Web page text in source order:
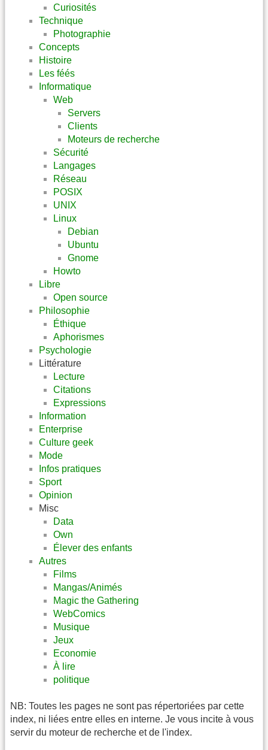
Curiosités
Technique
Photographie
Concepts
Histoire
Les féés
Informatique
Web
Servers
Clients
Moteurs de recherche
Sécurité
Langages
Réseau
POSIX
UNIX
Linux
Debian
Ubuntu
Gnome
Howto
Libre
Open source
Philosophie
Éthique
Aphorismes
Psychologie
Littérature
Lecture
Citations
Expressions
Information
Enterprise
Culture geek
Mode
Infos pratiques
Sport
Opinion
Misc
Data
Own
Élever des enfants
Autres
Films
Mangas/Animés
Magic the Gathering
WebComics
Musique
Jeux
Economie
À lire
politique
NB: Toutes les pages ne sont pas répertoriées par cette
index, ni liées entre elles en interne. Je vous incite à vous
servir du moteur de recherche et de l'index.